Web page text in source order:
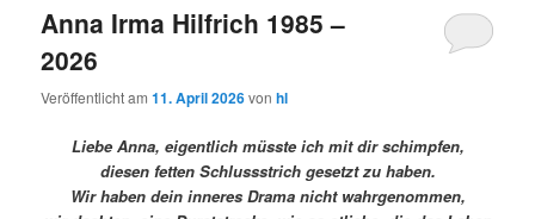
Anna Irma Hilfrich 1985 –
2026
Veröffentlicht am11. April 2026vonhl
Liebe Anna, eigentlich müsste ich mit dir schimpfen,
diesen fetten Schlussstrich gesetzt zu haben.
Wir haben dein inneres Drama nicht wahrgenommen,